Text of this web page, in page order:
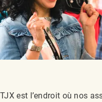
est l’endroit où nos